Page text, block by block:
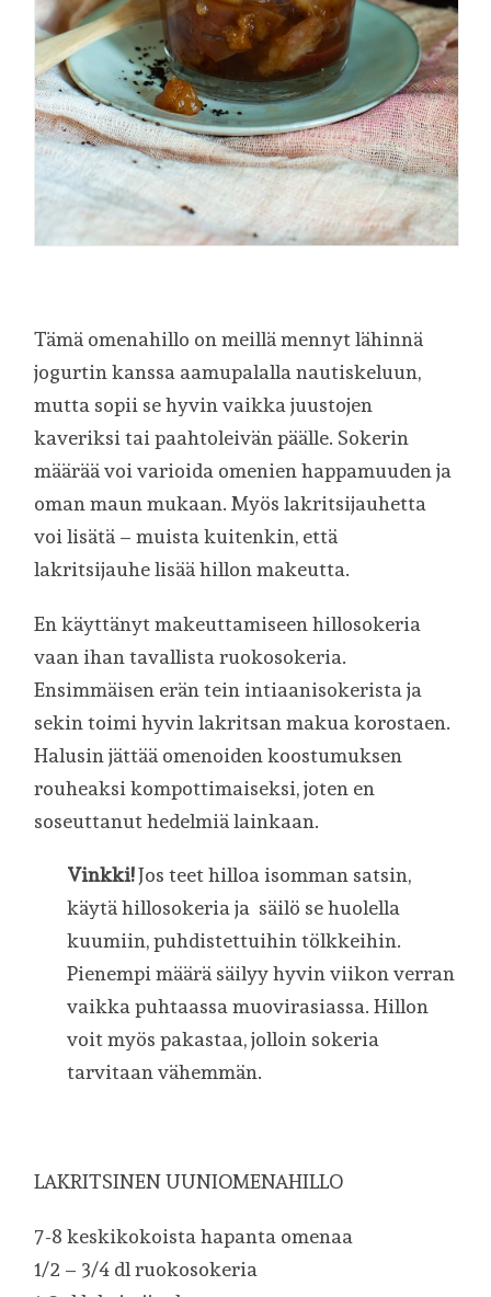
Tämä omenahillo on meillä mennyt lähinnä
jogurtin kanssa aamupalalla nautiskeluun,
mutta sopii se hyvin vaikka juustojen
kaveriksi tai paahtoleivän päälle. Sokerin
määrää voi varioida omenien happamuuden ja
oman maun mukaan. Myös lakritsijauhetta
voi lisätä – muista kuitenkin, että
lakritsijauhe lisää hillon makeutta.
En käyttänyt makeuttamiseen hillosokeria
vaan ihan tavallista ruokosokeria.
Ensimmäisen erän tein intiaanisokerista ja
sekin toimi hyvin lakritsan makua korostaen.
Halusin jättää omenoiden koostumuksen
rouheaksi kompottimaiseksi, joten en
soseuttanut hedelmiä lainkaan.
Vinkki!Jos teet hilloa isomman satsin,
käytä hillosokeria ja säilö se huolella
kuumiin, puhdistettuihin tölkkeihin.
Pienempi määrä säilyy hyvin viikon verran
vaikka puhtaassa muovirasiassa. Hillon
voit myös pakastaa, jolloin sokeria
tarvitaan vähemmän.
LAKRITSINEN UUNIOMENAHILLO
7-8 keskikokoista hapanta omenaa
1/2 – 3/4 dl ruokosokeria